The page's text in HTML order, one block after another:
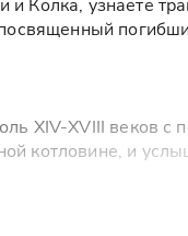
XIV-XVIII веков с
котловине, и